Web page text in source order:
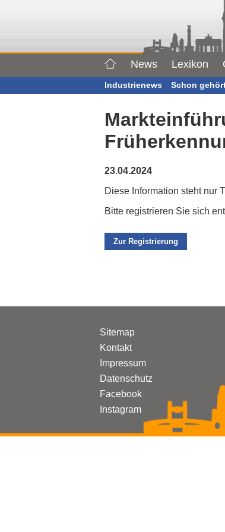
News Lexikon
Industrienews Schon
23.04.2024
Diese Information steht nur
Bitte registrieren Sie sich
Zur Registrierung
Sitemap
Kontakt
Impressum
Datenschutz
Facebook
Instagram